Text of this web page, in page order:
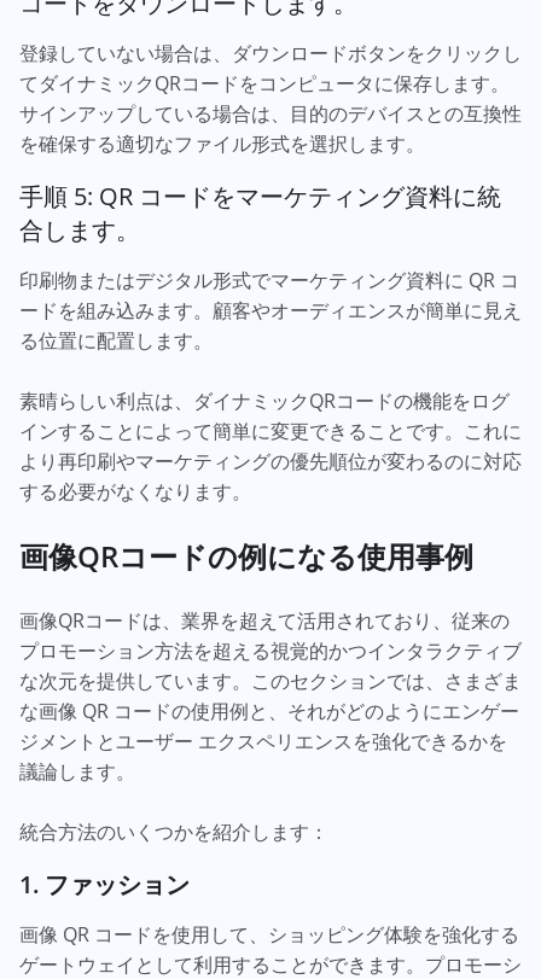
登録していない場合は、ダウンロードボタンをクリックし
てダイナミックQRコードをコンピュータに保存します。
サインアップしている場合は、目的のデバイスとの互換性
を確保する適切なファイル形式を選択します。
手順 5: QR コードをマーケティング資料に統
合します。
印刷物またはデジタル形式でマーケティング資料に QR コ
ードを組み込みます。顧客やオーディエンスが簡単に見え
る位置に配置します。
素晴らしい利点は、ダイナミックQRコードの機能をログ
インすることによって簡単に変更できることです。これに
より再印刷やマーケティングの優先順位が変わるのに対応
する必要がなくなります。
画像QRコードの例になる使用事例
画像QRコードは、業界を超えて活用されており、従来の
プロモーション方法を超える視覚的かつインタラクティブ
な次元を提供しています。このセクションでは、さまざま
な画像 QR コードの使用例と、それがどのようにエンゲー
ジメントとユーザー エクスペリエンスを強化できるかを
議論します。
統合方法のいくつかを紹介します：
1. ファッション
画像 QR コードを使用して、ショッピング体験を強化する
ゲートウェイとして利用することができます。プロモーシ